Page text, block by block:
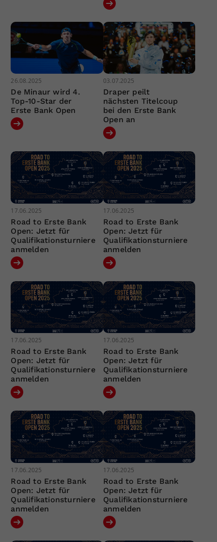
26.08.2025
De Minaur wird 4.
Top-10-Star der
Erste Bank Open
03.07.2025
Draper peilt
nächsten Titelcoup
bei den Erste Bank
Open an
17.06.2025
Road to Erste Bank
Open: Jetzt für
Qualifikationsturniere
anmelden
17.06.2025
Road to Erste Bank
Open: Jetzt für
Qualifikationsturniere
anmelden
17.06.2025
Road to Erste Bank
Open: Jetzt für
Qualifikationsturniere
anmelden
17.06.2025
Road to Erste Bank
Open: Jetzt für
Qualifikationsturniere
anmelden
17.06.2025
Road to Erste Bank
Open: Jetzt für
Qualifikationsturniere
anmelden
17.06.2025
Road to Erste Bank
Open: Jetzt für
Qualifikationsturniere
anmelden